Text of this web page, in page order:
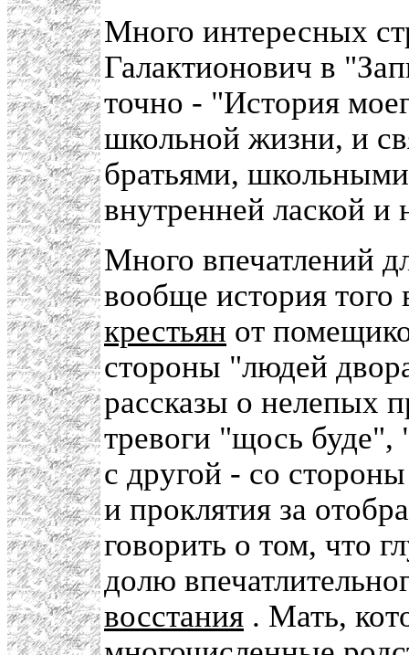
Много интересных
Галактионович в
точно - "История
школьной жизни, и
братьями,
внутренней лаской и
Много впечатлений
вообще история
крестьян от
стороны "людей
рассказы о нелепых
тревоги "щось буде",
с другой - со
и проклятия за
говорить о том, что
долю
восстания . Мать,